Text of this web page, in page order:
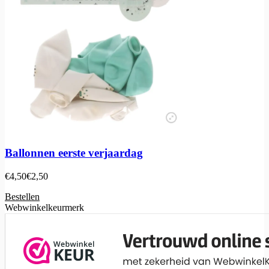
Ballonnen eerste verjaardag
€4,50€2,50
Bestellen
Webwinkelkeurmerk